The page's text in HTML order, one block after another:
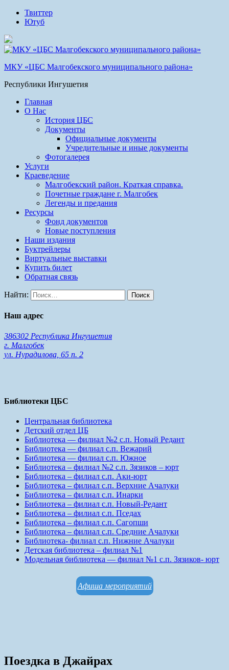
Твиттер
Ютуб
МКУ «ЦБС Малгобекского муниципального района»
Республики Ингушетия
Главная
О Нас
История ЦБС
Документы
Официальные документы
Учредительные и иные документы
Фотогалерея
Услуги
Краеведение
Малгобекский район. Краткая справка.
Почетные граждане г. Малгобек
Легенды и предания
Ресурсы
Фонд документов
Новые поступления
Наши издания
Буктрейлеры
Виртуальные выставки
Купить билет
Обратная связь
Найти:
Наш адрес
386302 Республика Ингушетия
г. Малгобек
ул. Нурадилова, 65 п. 2
Библиотеки ЦБС
Центральная библиотека
Детский отдел ЦБ
Библиотека — филиал №2 с.п. Новый Редант
Библиотека — филиал с.п. Вежарий
Библиотека — филиал с.п. Южное
Библиотека – филиал №2 с.п. Зязиков – юрт
Библиотека – филиал с.п. Аки-юрт
Библиотека – филиал с.п. Верхние Ачалуки
Библиотека – филиал с.п. Инарки
Библиотека – филиал с.п. Новый-Редант
Библиотека – филиал с.п. Пседах
Библиотека – филиал с.п. Сагопши
Библиотека – филиал с.п. Средние Ачалуки
Библиотека- филиал с.п. Нижние Ачалуки
Детская библиотека – филиал №1
Модельная библиотека — филиал №1 с.п. Зязиков- юрт
Афиша мероприятий
Поездка в Джайрах